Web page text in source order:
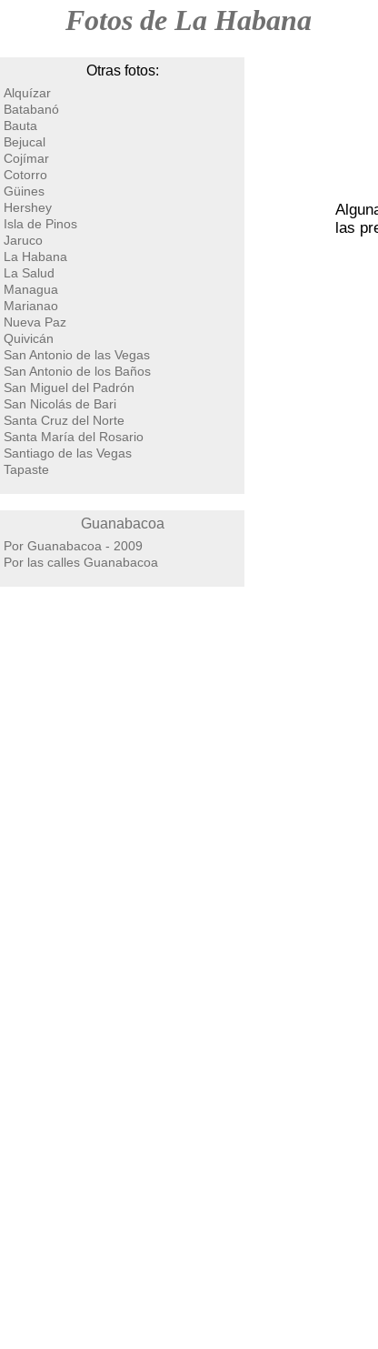
Fotos de La Habana
Otras fotos:
Alquízar
Batabanó
Bauta
Bejucal
Cojímar
Cotorro
Güines
Hershey
Isla de Pinos
Jaruco
La Habana
La Salud
Managua
Marianao
Nueva Paz
Quivicán
San Antonio de las Vegas
San Antonio de los Baños
San Miguel del Padrón
San Nicolás de Bari
Santa Cruz del Norte
Santa María del Rosario
Santiago de las Vegas
Tapaste
Guanabacoa
Por Guanabacoa - 2009
Por las calles Guanabacoa
las